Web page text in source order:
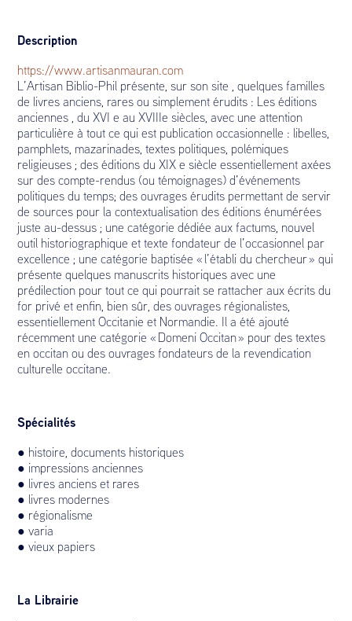
Description
https://www.artisanmauran.com
L’Artisan Biblio-Phil présente, sur son site , quelques familles
de livres anciens, rares ou simplement érudits : Les éditions
anciennes , du XVI e au XVIIIe siècles, avec une attention
particulière à tout ce qui est publication occasionnelle : libelles,
pamphlets, mazarinades, textes politiques, polémiques
religieuses ; des éditions du XIX e siècle essentiellement axées
sur des compte-rendus (ou témoignages) d’événements
politiques du temps; des ouvrages érudits permettant de servir
de sources pour la contextualisation des éditions énumérées
juste au-dessus ; une catégorie dédiée aux factums, nouvel
outil historiographique et texte fondateur de l’occasionnel par
excellence ; une catégorie baptisée « l’établi du chercheur » qui
présente quelques manuscrits historiques avec une
prédilection pour tout ce qui pourrait se rattacher aux écrits du
for privé et enfin, bien sûr, des ouvrages régionalistes,
essentiellement Occitanie et Normandie. Il a été ajouté
récemment une catégorie « Domeni Occitan » pour des textes
en occitan ou des ouvrages fondateurs de la revendication
culturelle occitane.
Spécialités
● histoire, documents historiques
● impressions anciennes
● livres anciens et rares
● livres modernes
● régionalisme
● varia
● vieux papiers
La Librairie